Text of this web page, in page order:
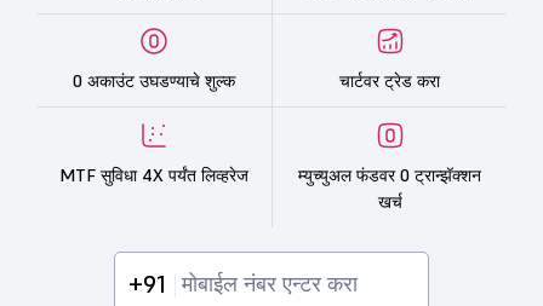
0 अकाउंट उघडण्याचे शुल्क चार्टवर ट्रेड करा
MTF सुविधा 4X पर्यंत लिव्हरेज
म्युच्युअल फंडवर 0 ट्रान्झॅक्शन
खर्च
+91